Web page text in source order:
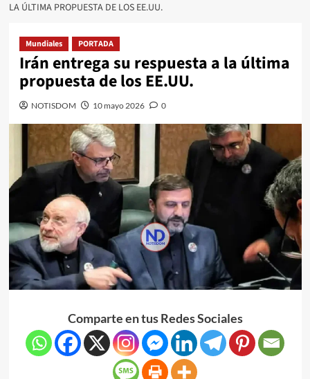
LA ÚLTIMA PROPUESTA DE LOS EE.UU.
Mundiales PORTADA
Irán entrega su respuesta a la última
propuesta de los EE.UU.
NOTISDOM 10 mayo 2026 0
Comparte en tus Redes Sociales